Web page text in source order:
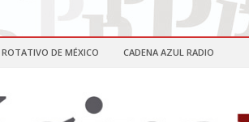
ROTATIVO DE MÉXICO CADENA AZUL RADIO